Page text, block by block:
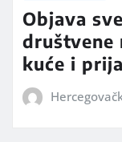
Objava
društvene
kuće i